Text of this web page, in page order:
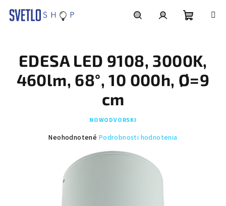
košík
EDESA LED 9108, 3000K,
460lm, 68°, 10 000h, Ø=9
cm
NOWODVORSKI
Priemerné
produktu
Neohodnotené Podrobnosti hodnotenia